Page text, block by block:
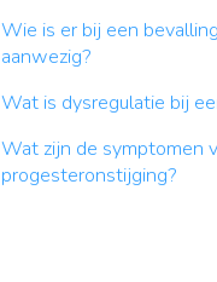
Wie is er bij een bevalling
aanwezig?
Wat is dysregulatie bij
Wat zijn de symptomen
progesteronstijging?